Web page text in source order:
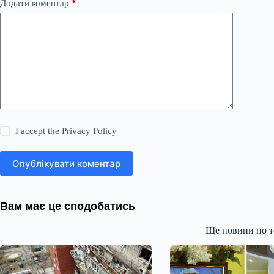
Додати коментар *
I accept thePrivacy Policy
Опублікувати коментар
Вам має це сподобатись
Ще новини по